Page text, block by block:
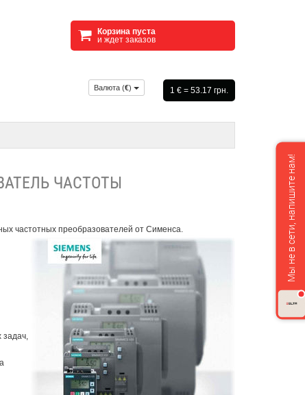
Корзина пуста
и ждет заказов
Валюта (€) 1 € = 53.17 грн.
ЧАСТОТЫ
частотных преобразователей от Сименса.
Мы не в сети, напишите нам!